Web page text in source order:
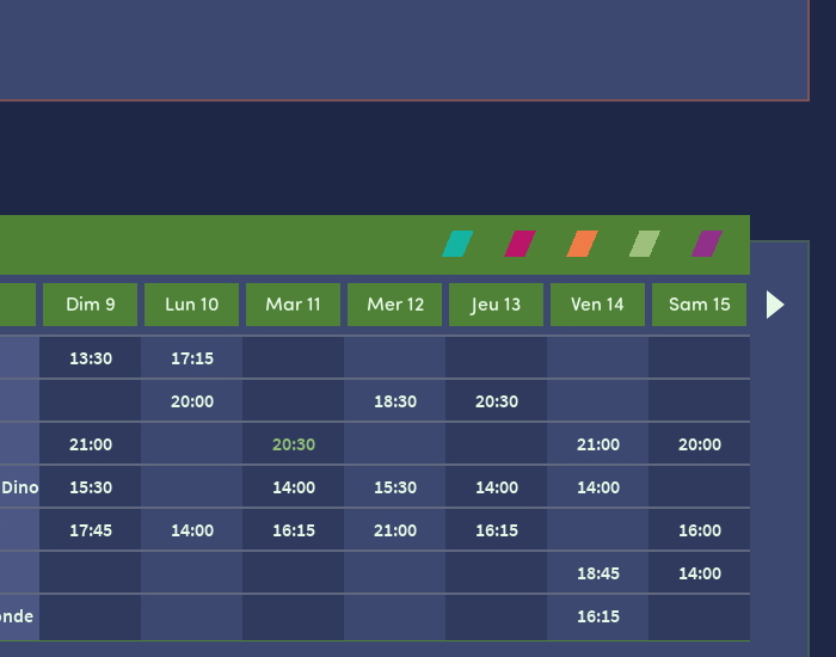
Dim 9 Lun 10 Mar 11 Mer 12 Jeu 13 Ven 14 Sam 15
13:30
17:15
20:00 18:30
20:30
21:00 20:30 21:00
20:00
15:30 14:00 15:30 14:00
14:00
17:45 14:00 16:15 21:00 16:15
16:00
18:45
14:00
16:15
AUCUNE SÉANCE CETTE SEMAINE.